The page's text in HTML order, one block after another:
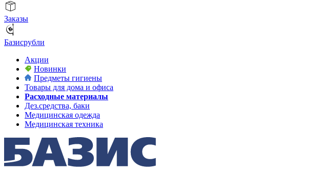
Заказы
Базисрубли
Акции
Новинки
Предметы гигиены
Товары для дома и офиса
Расходные материалы
Дез.средства, баки
Медицинская одежда
Медицинская техника